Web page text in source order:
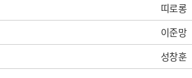
띠로롱
이준망
성창훈